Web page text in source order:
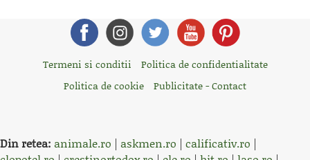
Termeni si conditii
Politica de confidentialitate
Politica de cookie
Publicitate - Contact
Din retea: animale.ro | askmen.ro | calificativ.ro |